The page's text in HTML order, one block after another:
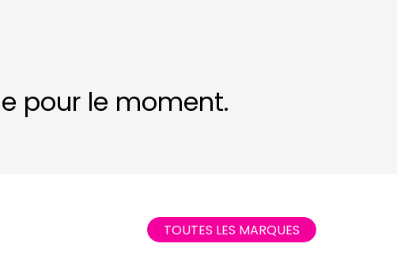
pour le moment.
TOUTES LES MARQUES